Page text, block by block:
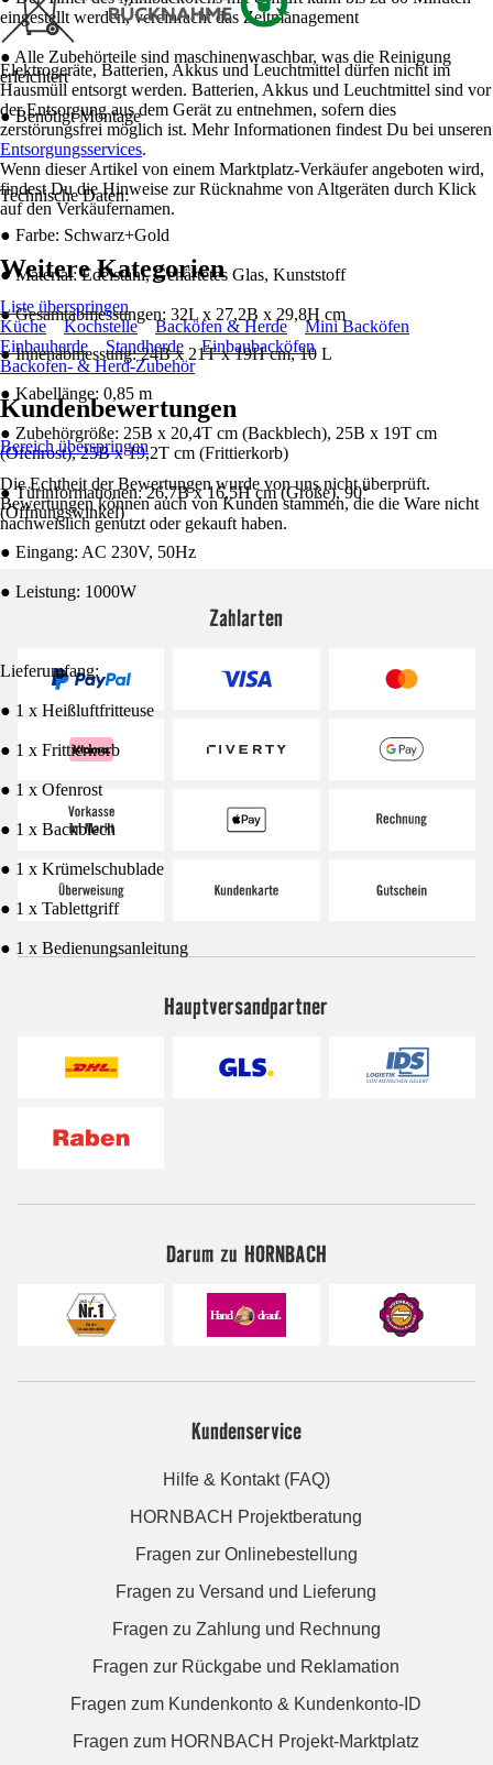
eingestellt werden, vereinfacht das Zeitmanagement
● Alle Zubehörteile sind maschinenwaschbar, was die Reinigung
erleichtert
● Benötigt Montage
Technische Daten:
● Farbe: Schwarz+Gold
● Material: Edelstahl, Gehärtetes Glas, Kunststoff
● Gesamtabmessungen: 32L x 27,2B x 29,8H cm
● Innenabmessung: 24B x 21T x 19H cm, 10 L
● Kabellänge: 0,85 m
● Zubehörgröße: 25B x 20,4T cm (Backblech), 25B x 19T cm
(Ofenrost), 25B x 19,2T cm (Frittierkorb)
● Türinformationen: 26,7B x 16,5H cm (Größe), 90°
(Öffnungswinkel)
● Eingang: AC 230V, 50Hz
● Leistung: 1000W
Lieferumfang:
● 1 x Heißluftfritteuse
● 1 x Frittierkorb
● 1 x Ofenrost
● 1 x Backblech
● 1 x Krümelschublade
● 1 x Tablettgriff
● 1 x Bedienungsanleitung
Elektrogeräte, Batterien, Akkus und Leuchtmittel dürfen nicht im
Hausmüll entsorgt werden. Batterien, Akkus und Leuchtmittel sind vor
der Entsorgung aus dem Gerät zu entnehmen, sofern dies
zerstörungsfrei möglich ist. Mehr Informationen findest Du bei unseren
Entsorgungsservices.
Wenn dieser Artikel von einem Marktplatz-Verkäufer angeboten wird,
findest Du die Hinweise zur Rücknahme von Altgeräten durch Klick
auf den Verkäufernamen.
Weitere Kategorien
Liste überspringen
Küche
Kochstelle Backöfen & Herde
Mini Backöfen
Einbauherde
Standherde
Einbaubacköfen
Backofen- & Herd-Zubehör
Kundenbewertungen
Bereich überspringen
Die Echtheit der Bewertungen wurde von uns nicht überprüft.
Bewertungen können auch von Kunden stammen, die die Ware nicht
nachweislich genutzt oder gekauft haben.
Zahlarten
Hauptversandpartner
Darum zu HORNBACH
Kundenservice
Hilfe & Kontakt (FAQ)
HORNBACH Projektberatung
Fragen zur Onlinebestellung
Fragen zu Versand und Lieferung
Fragen zu Zahlung und Rechnung
Fragen zur Rückgabe und Reklamation
Fragen zum Kundenkonto & Kundenkonto-ID
Fragen zum HORNBACH Projekt-Marktplatz